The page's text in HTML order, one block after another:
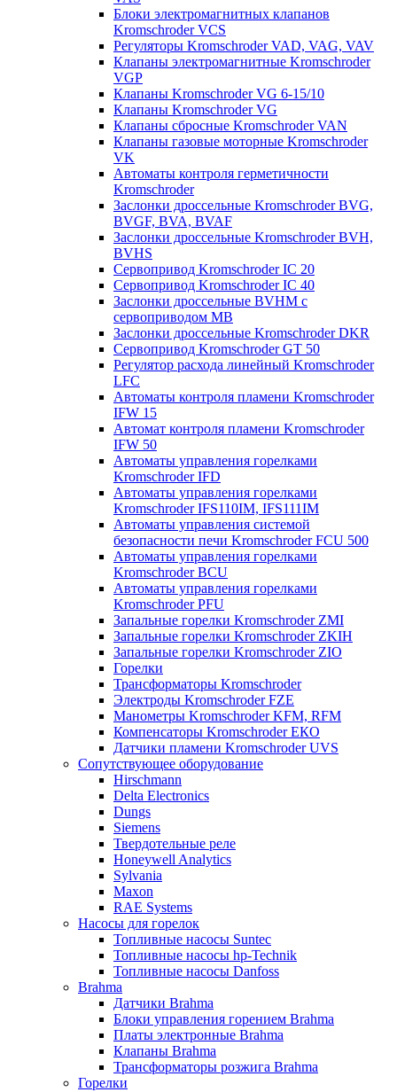
Блоки электромагнитных клапанов
Kromschroder VCS
Регуляторы Kromschroder VAD, VAG, VAV
Клапаны электромагнитные Kromschroder
VGP
Клапаны Kromschroder VG 6-15/10
Клапаны Kromschroder VG
Клапаны сбросные Kromschroder VAN
Клапаны газовые моторные Kromschroder
VK
Автоматы контроля герметичности
Kromschroder
Заслонки дроссельные Kromschroder BVG,
BVGF, BVA, BVAF
Заслонки дроссельные Kromschroder BVH,
BVHS
Сервопривод Kromschroder IC 20
Сервопривод Kromschroder IC 40
Заслонки дроссельные BVHM с
сервоприводом МВ
Заслонки дроссельные Kromschroder DKR
Cервопривод Kromschroder GT 50
Регулятор расхода линейный Kromschroder
LFC
Автоматы контроля пламени Kromschroder
IFW 15
Автомат контроля пламени Kromschroder
IFW 50
Автоматы управления горелками
Kromschroder IFD
Автоматы управления горелками
Kromschroder IFS110IM, IFS111IM
Автоматы управления системой
безопасности печи Kromschroder FCU 500
Автоматы управления горелками
Kromschroder BCU
Автоматы управления горелками
Kromschroder PFU
Запальные горелки Kromschroder ZМI
Запальные горелки Kromschroder ZKIH
Запальные горелки Kromschroder ZIO
Горелки
Трансформаторы Kromschroder
Электроды Kromschroder FZE
Манометры Kromschroder KFM, RFM
Компенсаторы Kromschroder ЕКО
Датчики пламени Kromschroder UVS
Сопутствующее оборудование
Hirschmann
Delta Electronics
Dungs
Siemens
Твердотельные реле
Honeywell Analytics
Sylvania
Maxon
RAE Systems
Насосы для горелок
Топливные насосы Suntec
Топливные насосы hp-Technik
Топливные насосы Danfoss
Brahma
Датчики Brahma
Блоки управления горением Brahma
Платы электронные Brahma
Клапаны Brahma
Трансформаторы розжига Brahma
Горелки